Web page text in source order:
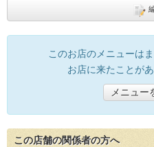
このお店のメニューは
お店に来たことが
メニュー
この店舗の関係者の方へ